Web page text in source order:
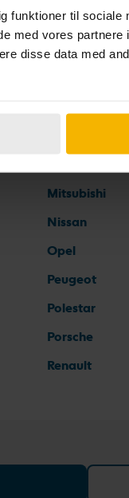
funktioner til sociale
med vores partnere
disse data med
Maserati
Mitsubishi
Nissan
Opel
Peugeot
Polestar
Porsche
Renault